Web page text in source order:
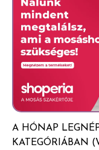
Eucalyptus
Linalyl
Ketones)
Bőrirritáló hatású.
tanácsadás
vagy címkéjét.
Védőkesztyű/
KERÜL: Lemosás
Több percig
a kontaktlencsék
Az öblítés
orvosi ellátást kell
A HÓNAP
KATEGÓRIÁBAN